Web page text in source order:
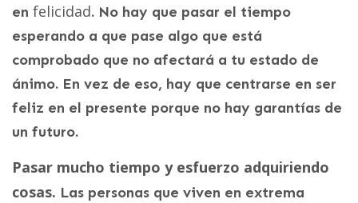
en felicidad. No hay que pasar el tiempo
esperando a que pase algo que está
comprobado que no afectará a tu estado de
ánimo. En vez de eso, hay que centrarse en ser
feliz en el presente porque no hay garantías de
un futuro.
Pasar mucho tiempo y esfuerzo adquiriendo
cosas. Las personas que viven en extrema